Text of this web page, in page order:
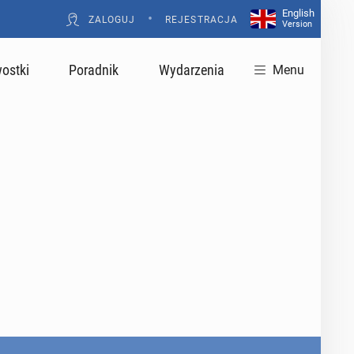
ZALOGUJ • REJESTRACJA
English
Version
Poradnik Wydarzenia Menu